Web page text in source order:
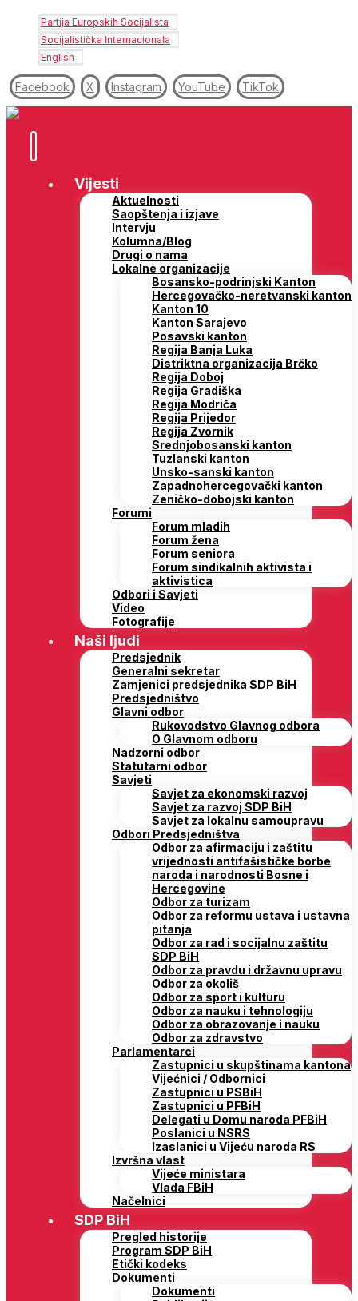
Partija Europskih Socijalista
Socijalistička Internacionala
English
Facebook X Instagram YouTube TikTok
Vijesti
Aktuelnosti
Saopštenja i izjave
Intervju
Kolumna/Blog
Drugi o nama
Lokalne organizacije
Bosansko-podrinjski Kanton
Hercegovačko-neretvanski kanton
Kanton 10
Kanton Sarajevo
Posavski kanton
Regija Banja Luka
Distriktna organizacija Brčko
Regija Doboj
Regija Gradiška
Regija Modriča
Regija Prijedor
Regija Zvornik
Srednjobosanski kanton
Tuzlanski kanton
Unsko-sanski kanton
Zapadnohercegovački kanton
Zeničko-dobojski kanton
Forumi
Forum mladih
Forum žena
Forum seniora
Forum sindikalnih aktivista i
aktivistica
Odbori i Savjeti
Video
Fotografije
Naši ljudi
Predsjednik
Generalni sekretar
Zamjenici predsjednika SDP BiH
Predsjedništvo
Glavni odbor
Rukovodstvo Glavnog odbora
O Glavnom odboru
Nadzorni odbor
Statutarni odbor
Savjeti
Savjet za ekonomski razvoj
Savjet za razvoj SDP BiH
Savjet za lokalnu samoupravu
Odbori Predsjedništva
Odbor za afirmaciju i zaštitu
vrijednosti antifašističke borbe
naroda i narodnosti Bosne i
Hercegovine
Odbor za turizam
Odbor za reformu ustava i ustavna
pitanja
Odbor za rad i socijalnu zaštitu
SDP BiH
Odbor za pravdu i državnu upravu
Odbor za okoliš
Odbor za sport i kulturu
Odbor za nauku i tehnologiju
Odbor za obrazovanje i nauku
Odbor za zdravstvo
Parlamentarci
Zastupnici u skupštinama kantona
Vijećnici / Odbornici
Zastupnici u PSBiH
Zastupnici u PFBiH
Delegati u Domu naroda PFBiH
Poslanici u NSRS
Izaslanici u Vijeću naroda RS
Izvršna vlast
Vijeće ministara
Vlada FBiH
Načelnici
SDP BiH
Pregled historije
Program SDP BiH
Etički kodeks
Dokumenti
Dokumenti